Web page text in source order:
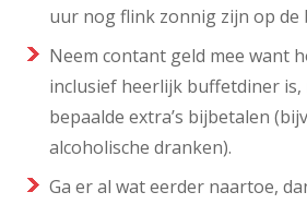
uur nog flink zonnig zijn op de
Neem contant geld mee want
inclusief heerlijk buffetdiner
bepaalde extra’s bijbetalen
alcoholische dranken).
Ga er al wat eerder naartoe,